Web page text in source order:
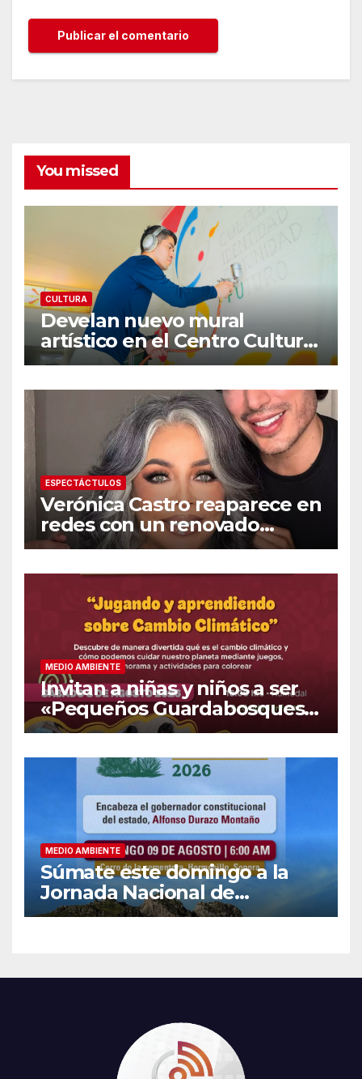
You missed
CULTURA
Develan nuevo mural
artístico en el Centro Cultural
«Dr. Héctor Chávez Fontes»
ESPECTÁCTULOS
Verónica Castro reaparece en
redes con un renovado
cambio de look
MEDIO AMBIENTE
Invitan a niñas y niños a ser
«Pequeños Guardabosques»
en La Sauceda
MEDIO AMBIENTE
Súmate este domingo a la
Jornada Nacional de
Reforestación 2026